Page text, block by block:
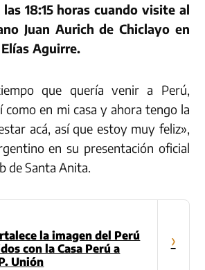
18:15 horas cuando visite al
Juan Aurich de Chiclayo en
Aguirre.
que quería venir a Perú,
como en mi casa y ahora tengo la
acá, así que estoy muy feliz»,
en su presentación oficial
de Santa Anita.
la imagen del Perú
con la Casa Perú a
Unión
›